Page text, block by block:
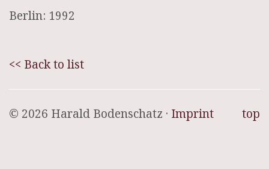
Berlin: 1992
<< Back to list
top
© 2026 Harald Bodenschatz · Imprint